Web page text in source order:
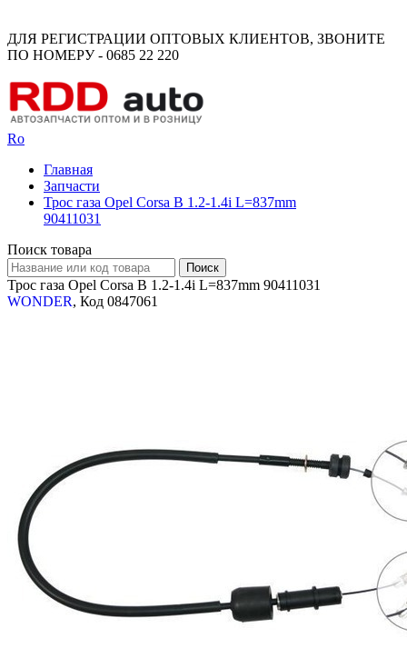
ДЛЯ РЕГИСТРАЦИИ ОПТОВЫХ КЛИЕНТОВ, ЗВОНИТЕ
ПО НОМЕРУ - 0685 22 220
Ro
Главная
Запчасти
Трос газа Opel Corsa B 1.2-1.4i L=837mm
90411031
Поиск товара
Трос газа Opel Corsa B 1.2-1.4i L=837mm 90411031
WONDER, Код 0847061